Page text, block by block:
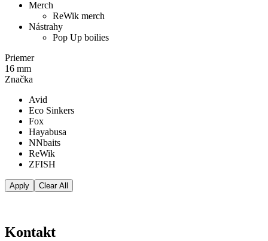
Merch
ReWik merch
Nástrahy
Pop Up boilies
Priemer
16 mm
Značka
Avid
Eco Sinkers
Fox
Hayabusa
NNbaits
ReWik
ZFISH
Apply Clear All
Kontakt